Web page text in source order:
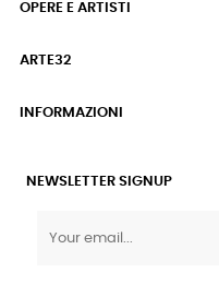
OPERE E ARTISTI
ARTE32
INFORMAZIONI
NEWSLETTER SIGNUP